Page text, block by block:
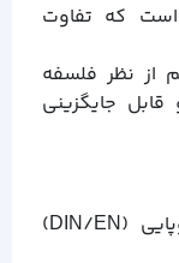
است که تفاوت
از نظر فلسفه
جایگزینی
PN معمولاً در سیستم‌های اروپایی (DIN/EN)